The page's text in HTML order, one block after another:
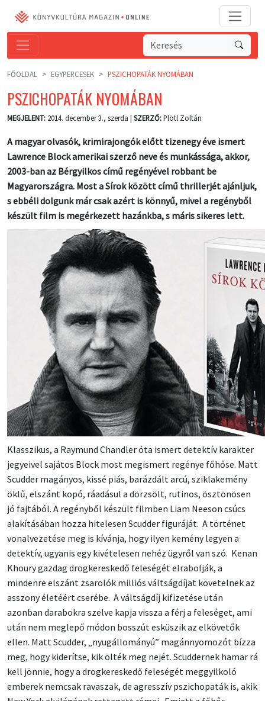
FŐOLDAL EGYPERCESEK PSZICHOPATÁK NYOMÁBAN
PSZICHOPATÁK NYOMÁBAN
MEGJELENT: 2014. december 3., szerda | SZERZŐ:Plötl Zoltán
A magyar olvasók, krimirajongók előtt tizenegy éve ismert
Lawrence Block amerikai szerző neve és munkássága, akkor,
2003-ban az Bérgyilkos című regényével robbant be
Magyarországra. Most a Sírok között című thrillerjét ajánljuk,
s ebbéli dolgunk már csak azért is könnyű, mivel a regényből
készült film is megérkezett hazánkba, s máris sikeres lett.
Klasszikus, a Raymund Chandler óta ismert detektív karakter
jegyeivel sajátos Block most megismert regénye főhőse. Matt
Scudder magányos, kissé piás, barázdált arcú, sziklakemény
öklű, elszánt kopó, ráadásul a dörzsölt, rutinos, ösztönösen
jó fajtából. A regényből készült filmben Liam Neeson csúcs
alakításában hozza hitelesen Scudder figuráját. A történet
vonalvezetése meg is kívánja, hogy ilyen kemény legyen a
detektív, ugyanis egy kivételesen nehéz ügyről van szó. Kenan
Khoury gazdag drogkereskedő feleségét elrabolják, a
mindenre elszánt zsarolók milliós váltságdíjat követelnek az
asszony életéért cserébe. A váltságdíj kifizetése után
azonban darabokra szelve kapja vissza a férj a feleséget, ami
után nem meglepő módon bosszút esküszik az elkövetők
ellen. Matt Scudder, „nyugállományú” magánnyomozót bízza
meg, hogy kiderítse, kik ölték meg nejét. Scuddernek hamar rá
kell jönnie, hogy a drogkereskedő feleségét meggyilkoló
emberek nemcsak ravaszak, de agresszív pszichopaták is, akik